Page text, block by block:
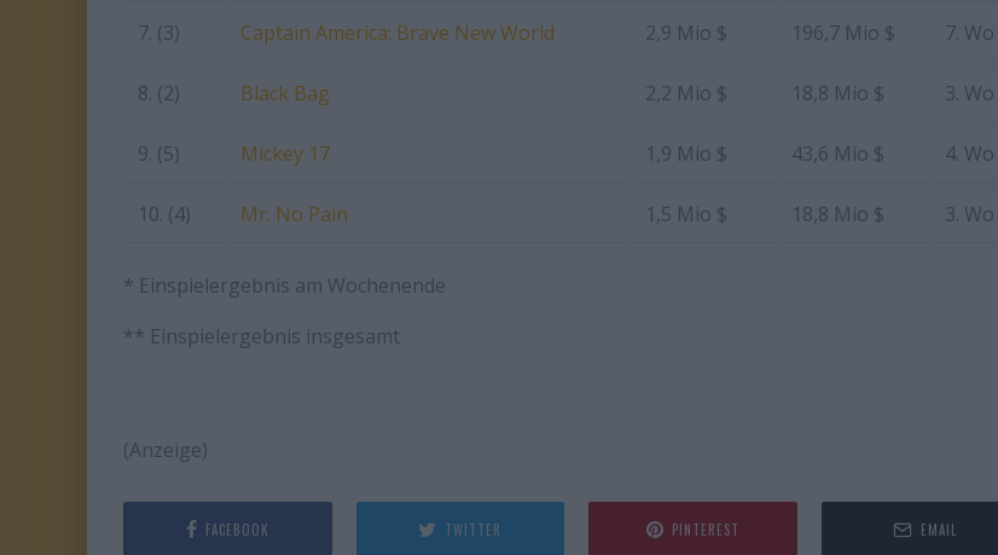
7. (3) Captain America: Brave New World 2,9 Mio $ 196,7 Mio $ 7. Wo
8. (2) Black Bag 2,2 Mio $ 18,8 Mio $ 3. Wo
9. (5) Mickey 17 1,9 Mio $ 43,6 Mio $ 4. Wo
10. (4) Mr. No Pain 1,5 Mio $ 18,8 Mio $ 3. Wo
* Einspielergebnis am Wochenende
** Einspielergebnis insgesamt
(Anzeige)
FACEBOOK TWITTER PINTEREST EMAIL